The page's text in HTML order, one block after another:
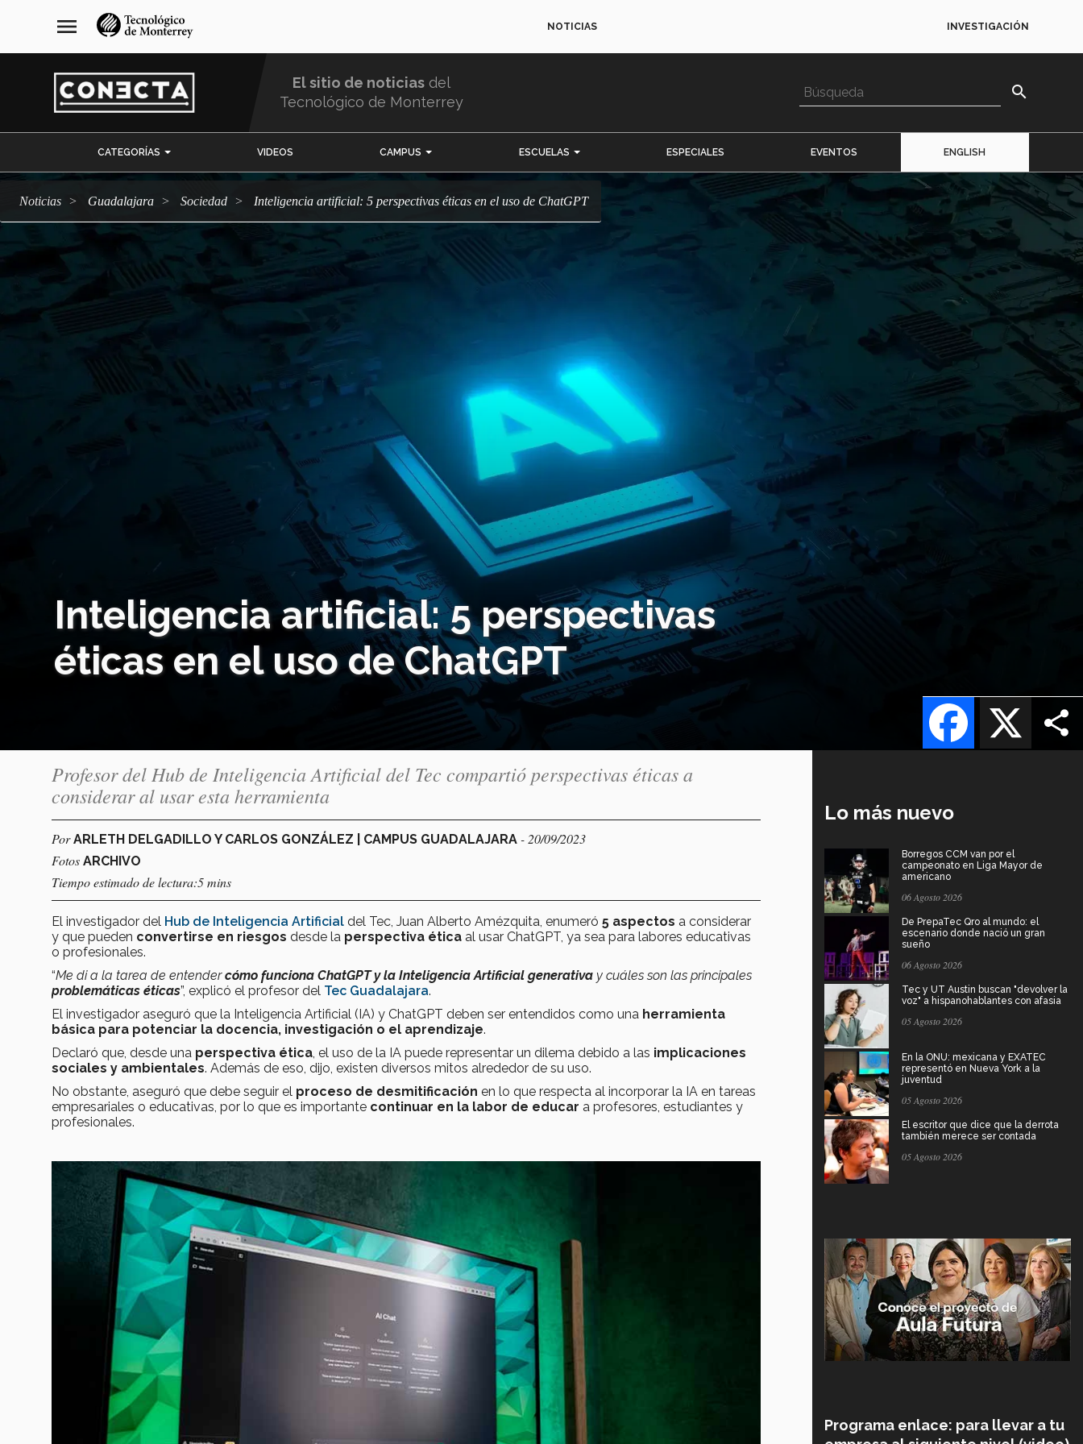
navegación
principal
menu NOTICIAS INVESTIGACIÓN
El sitio de noticias del
Tecnológico de Monterrey
search
CATEGORÍAS VIDEOS CAMPUS ESCUELAS ESPECIALES EVENTOS ENGLISH
Noticias Guadalajara sociedad Inteligencia artificial: 5 perspectivas éticas en el uso de ChatGPT
Inteligencia artificial: 5 perspectivas
éticas en el uso de ChatGPT
X
Facebook
Profesor del Hub de Inteligencia Artificial del Tec compartió perspectivas éticas a
considerar al usar esta herramienta
PorARLETH DELGADILLO Y CARLOS GONZÁLEZ | CAMPUS GUADALAJARA - 20/09/2023
Fotos ARCHIVO
Tiempo estimado de lectura:5 mins
El investigador del Hub de Inteligencia Artificial del Tec, Juan Alberto Amézquita, enumeró 5 aspectos a considerar
y que pueden convertirse en riesgos desde la perspectiva ética al usar ChatGPT, ya sea para labores educativas
o profesionales.
“Me di a la tarea de entendercómo funciona ChatGPT y la Inteligencia Artificial generativa y cuáles son las principales
problemáticas éticas”, explicó el profesor del Tec Guadalajara.
El investigador aseguró que la Inteligencia Artificial (IA) y ChatGPT deben ser entendidos como una herramienta
básica para potenciar la docencia, investigación o el aprendizaje.
Declaró que, desde una perspectiva ética , el uso de la IA puede representar un dilema debido a las implicaciones
sociales y ambientales. Además de eso, dijo, existen diversos mitos alrededor de su uso.
No obstante, aseguró que debe seguir el proceso de desmitificación en lo que respecta al incorporar la IA en tareas
empresariales o educativas, por lo que es importante continuar en la labor de educar a profesores, estudiantes y
profesionales.
Lo más nuevo
Borregos CCM van por el
campeonato en Liga Mayor de
americano
06 Agosto 2026
De PrepaTec Qro al mundo: el
escenario donde nació un gran
sueño
06 Agosto 2026
Tec y UT Austin buscan "devolver la
voz" a hispanohablantes con afasia
05 Agosto 2026
En la ONU: mexicana y EXATEC
representó en Nueva York a la
juventud
05 Agosto 2026
El escritor que dice que la derrota
también merece ser contada
05 Agosto 2026
Programa enlace: para llevar a tu